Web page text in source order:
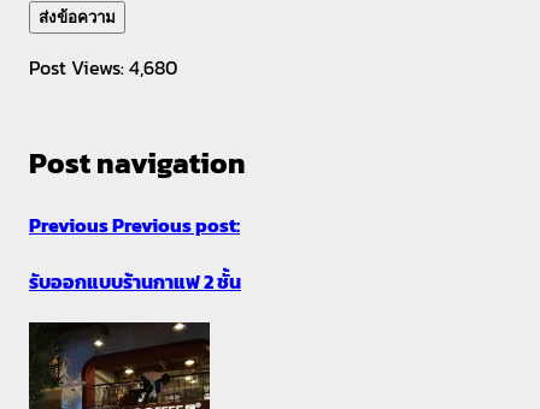
Post Views:4,680
Post navigation
PreviousPrevious post:
รับออกแบบร้านกาแฟ 2 ชั้น